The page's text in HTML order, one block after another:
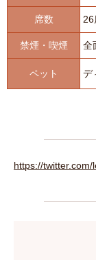
席数 26
禁煙・喫煙 全
ペット デ
https://twitter.com/